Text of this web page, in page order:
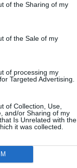
of the Sharing of my
of the Sale of my
of processing my
Targeted Advertising.
of Collection, Use,
and/or Sharing of my
Is Unrelated with the
it was collected.